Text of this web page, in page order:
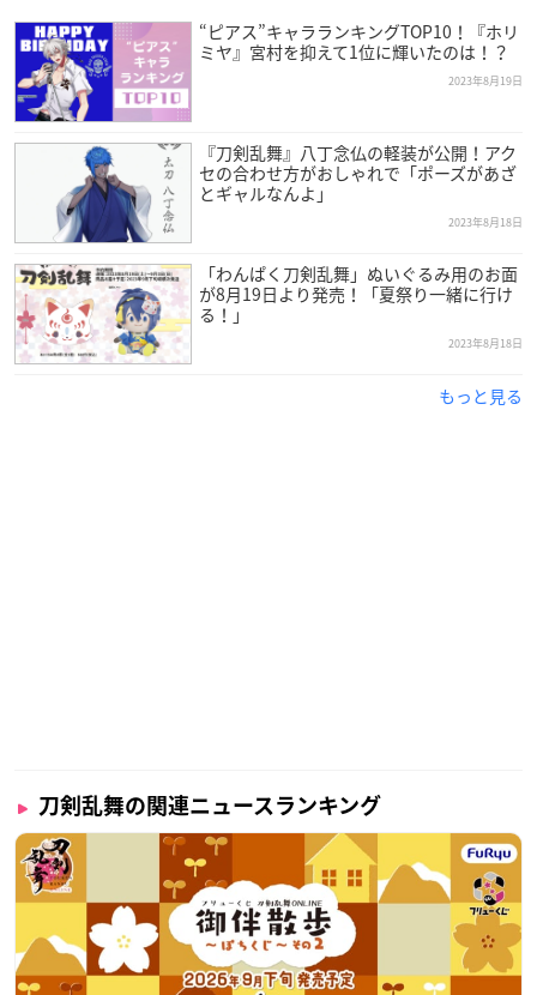
“ピアス”キャラランキングTOP10！『ホリ
ミヤ』宮村を抑えて1位に輝いたのは！？
2023年8月19日
『刀剣乱舞』八丁念仏の軽装が公開！アク
セの合わせ方がおしゃれで「ポーズがあざ
とギャルなんよ」
2023年8月18日
「わんぱく刀剣乱舞」ぬいぐるみ用のお面
が8月19日より発売！「夏祭り一緒に行け
る！」
2023年8月18日
もっと見る
刀剣乱舞の関連ニュースランキング